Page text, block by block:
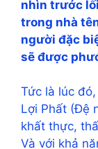
nhìn trước
trong nhà
người đặc
sẽ được
Tức là lúc
Lợi Phất (Đệ
khất thực,
Và với khả